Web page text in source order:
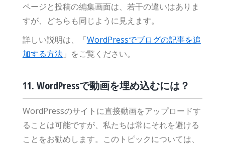
ページと投稿の編集画面は、若干の違いはありま
すが、どちらも同じように見えます。
詳しい説明は、「WordPressでブログの記事を追
加する方法」をご覧ください。
11. WordPressで動画を埋め込むには？
WordPressのサイトに直接動画をアップロードす
ることは可能ですが、私たちは常にそれを避ける
ことをお勧めします。このトピックについては、